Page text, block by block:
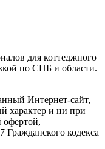
для коттеджного
по СПБ и области.
Интернет-сайт,
характер и ни при
офертой,
кодекса